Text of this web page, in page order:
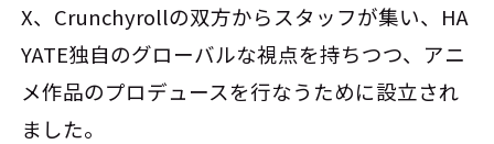
X、Crunchyrollの双方からスタッフが集い、HA
YATE独自のグローバルな視点を持ちつつ、アニ
メ作品のプロデュースを行なうために設立され
ました。